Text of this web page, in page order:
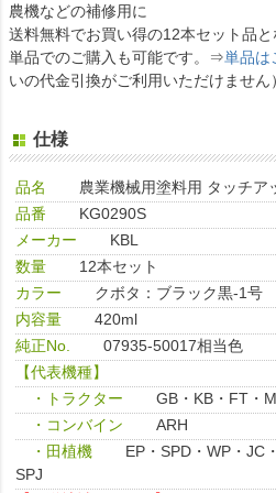
農機などの補修用に
送料無料でお買い得の12本セット品と
単品でのご購入も可能です。⇒単品は
いの代金引換がご利用いただけません）
仕様
品名
農業機械用塗料用 タッチア
品番
KG0290S
メーカー
KBL
数量
12本セット
カラー
クボタ：ブラック黒-1号
内容量
420ml
純正No.
07935-50017相当色
【代表機種】
・トラクター
GB・KB・FT・
・コンバイン
ARH
・田植機
EP・SPD・WP・JC
SPJ